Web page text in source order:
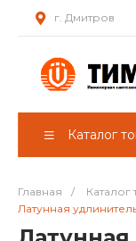
г. Дмитров
Каталог
Главная / Каталог
Латунная